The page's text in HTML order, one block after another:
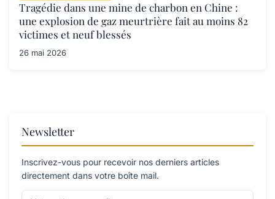
Tragédie dans une mine de charbon en Chine :
une explosion de gaz meurtrière fait au moins 82
victimes et neuf blessés
26 mai 2026
Newsletter
Inscrivez-vous pour recevoir nos derniers articles
directement dans votre boîte mail.